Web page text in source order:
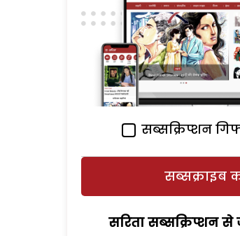
सब्सक्रिप्शन
सब्सक्राइब
सरिता सब्सक्रिप्शन